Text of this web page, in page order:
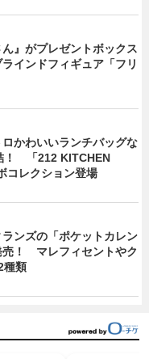
ん』がプレゼントボックス
インドフィギュア「フリ
かわいいランチバッグな
！ 「212 KITCHEN
コレクション登場
ンズの「ポケットカレン
売！ マレフィセントやク
種類